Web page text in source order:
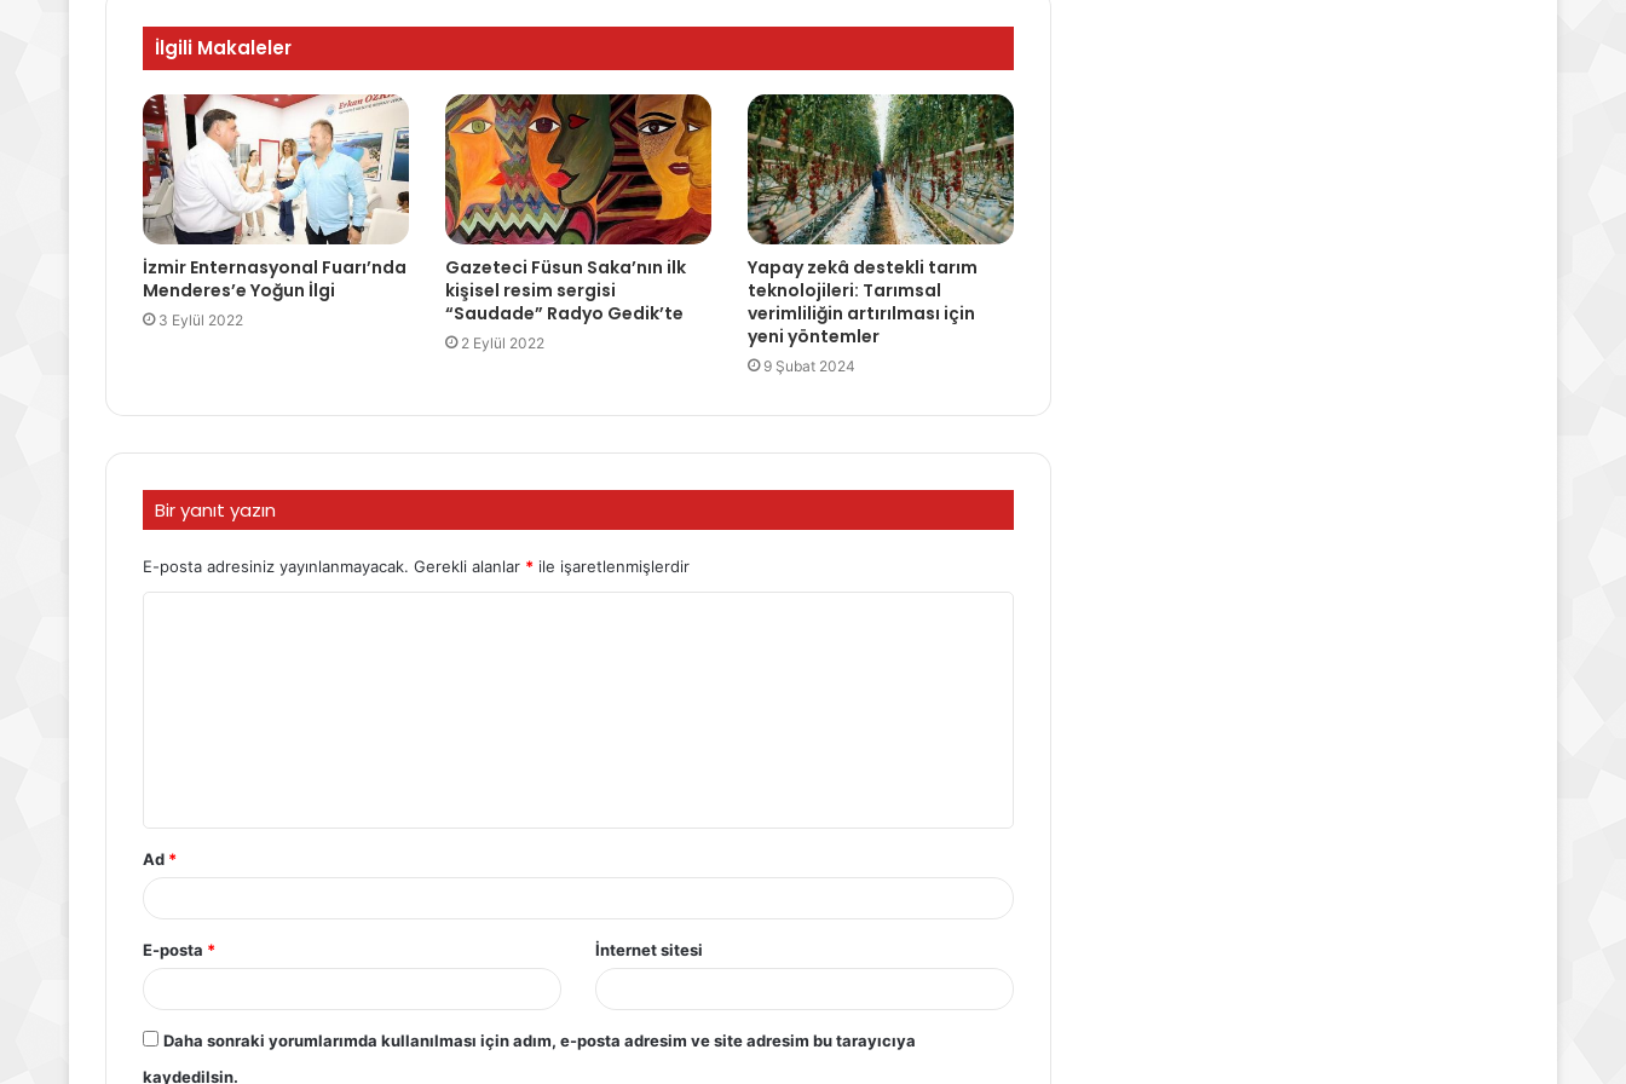
İlgili Makaleler
İzmir Enternasyonal Fuarı’nda
Menderes’e Yoğun İlgi
3 Eylül 2022
Gazeteci Füsun Saka’nın ilk
kişisel resim sergisi
“Saudade” Radyo Gedik’te
2 Eylül 2022
Yapay zekâ destekli tarım
teknolojileri: Tarımsal
verimliliğin artırılması için
yeni yöntemler
9 Şubat 2024
Bir yanıt yazın
E-posta adresiniz yayınlanmayacak. Gerekli alanlar * ile işaretlenmişlerdir
Ad *
E-posta * İnternet sitesi
Daha sonraki yorumlarımda kullanılması için adım, e-posta adresim ve site adresim bu tarayıcıya
kaydedilsin.